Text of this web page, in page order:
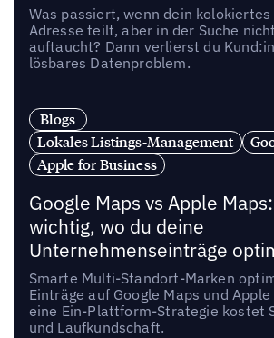
Was passiert, wenn dein kolokiertes
Adresse teilt, aber in der Suche
auftaucht? Dann verlierst du
lösbares Datenproblem.
Blogs
Lokales Listings-Management
Apple for Business
Google Maps vs Apple
wichtig, wo du deine
Unternehmenseinträge
Smarte Multi-Standort-Marken
Einträge auf Google Maps und
eine Ein-Plattform-Strategie kostet
und Laufkundschaft.